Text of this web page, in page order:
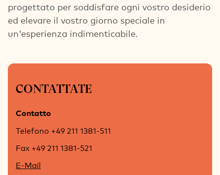
progettato per soddisfare ogni vostro desiderio
ed elevare il vostro giorno speciale in
un'esperienza indimenticabile.
CONTATTATE
Contatto
Telefono +49 211 1381-511
Fax +49 211 1381-521
E-Mail